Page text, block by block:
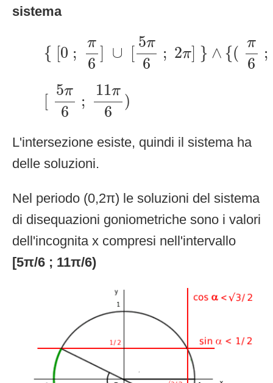
sistema
{ [0 ;
π
6
] ∪ [
5π
6
; 2π] } ∧ {(
π
6
;
π 5π6 6
[
5π
6
;
11π
6
)
5π6 11 π6
L'intersezione esiste, quindi il sistema ha
delle soluzioni.
Nel periodo (0,2π) le soluzioni del sistema
di disequazioni goniometriche sono i valori
dell'incognita x compresi nell'intervallo
[5π/6 ; 11π/6)